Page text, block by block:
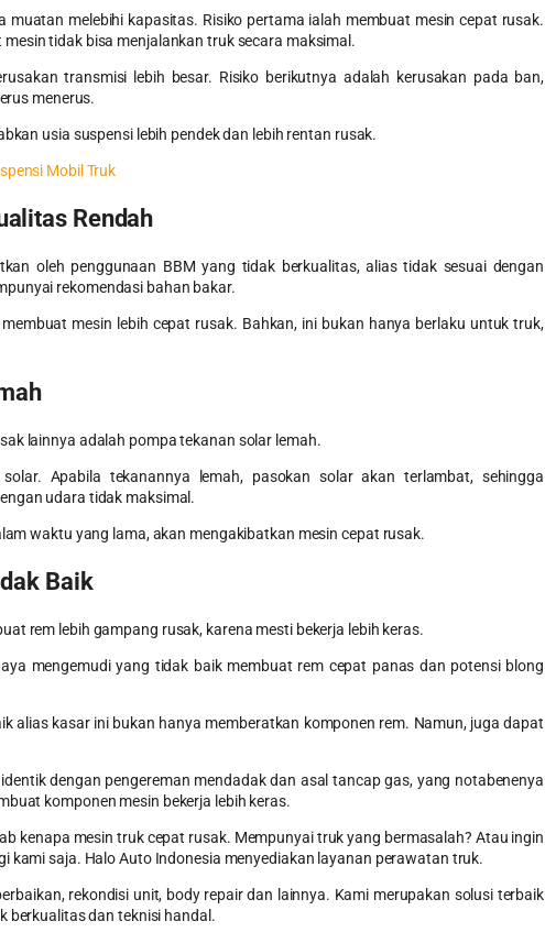
muatan melebihi kapasitas. Risiko pertama ialah membuat mesin cepat rusak.
tidak bisa menjalankan truk secara maksimal.
transmisi lebih besar. Risiko berikutnya adalah kerusakan pada ban,
menerus.
usia suspensi lebih pendek dan lebih rentan rusak.
Mobil Truk
Rendah
oleh penggunaan BBM yang tidak berkualitas, alias tidak sesuai dengan
rekomendasi bahan bakar.
mesin lebih cepat rusak. Bahkan, ini bukan hanya berlaku untuk truk,
lainnya adalah pompa tekanan solar lemah.
Apabila tekanannya lemah, pasokan solar akan terlambat, sehingga
udara tidak maksimal.
waktu yang lama, akan mengakibatkan mesin cepat rusak.
Baik
rem lebih gampang rusak, karena mesti bekerja lebih keras.
mengemudi yang tidak baik membuat rem cepat panas dan potensi blong
alias kasar ini bukan hanya memberatkan komponen rem. Namun, juga dapat
dengan pengereman mendadak dan asal tancap gas, yang notabenenya
komponen mesin bekerja lebih keras.
kenapa mesin truk cepat rusak. Mempunyai truk yang bermasalah? Atau ingin
kami saja. Halo Auto Indonesia menyediakan layanan perawatan truk.
rekondisi unit, body repair dan lainnya. Kami merupakan solusi terbaik
berkualitas dan teknisi handal.